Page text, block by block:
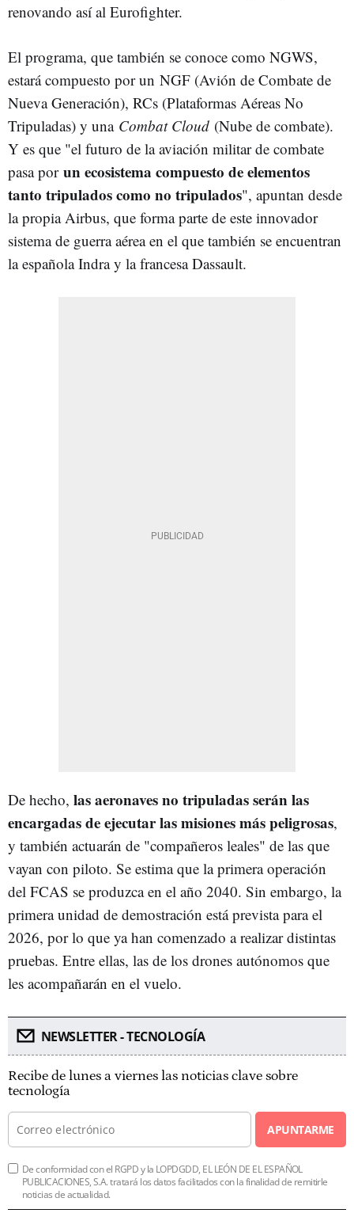
renovando así al Eurofighter.
El programa, que también se conoce como NGWS,
estará compuesto por un NGF (Avión de Combate de
Nueva Generación), RCs (Plataformas Aéreas No
Tripuladas) y una Combat Cloud (Nube de combate).
Y es que "el futuro de la aviación militar de combate
pasa por un ecosistema compuesto de elementos
tanto tripulados como no tripulados", apuntan desde
la propia Airbus, que forma parte de este innovador
sistema de guerra aérea en el que también se encuentran
la española Indra y la francesa Dassault.
De hecho, las aeronaves no tripuladas serán las
encargadas de ejecutar las misiones más peligrosas,
y también actuarán de "compañeros leales" de las que
vayan con piloto. Se estima que la primera operación
del FCAS se produzca en el año 2040. Sin embargo, la
primera unidad de demostración está prevista para el
2026, por lo que ya han comenzado a realizar distintas
pruebas. Entre ellas, las de los drones autónomos que
les acompañarán en el vuelo.
NEWSLETTER - TECNOLOGÍA
Recibe de lunes a viernes las noticias clave sobre
tecnología
APUNTARME
De conformidad con el RGPD y la LOPDGDD, EL LEÓN DE EL ESPAÑOL
PUBLICACIONES, S.A. tratará los datos facilitados con la finalidad de remitirle
noticias de actualidad.